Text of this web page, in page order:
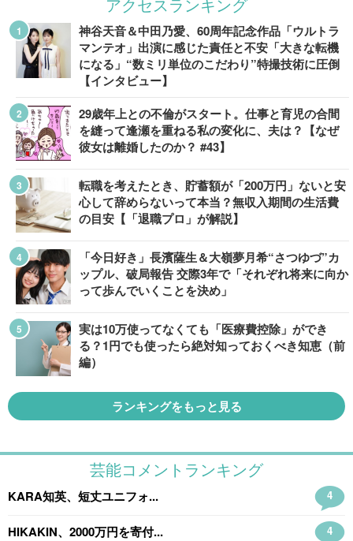
アクセスランキング
神谷天音＆中田乃愛、60周年記念作品「ウルトラ
マンテオ」出演に感じた責任と不安「大きな転機
になる」“数ミリ単位のこだわり”特撮技術に圧倒
【インタビュー】
29歳年上との不倫がスタート。仕事と育児の合間
を縫って逢瀬を重ねる私の変化に、夫は？【なぜ
彼女は離婚したのか？ #43】
転職を考えたとき、貯蓄額が「200万円」ないと安
心して辞めらないって本当？無収入期間の生活費
の目安【「退職プロ」が解説】
「今日好き」長濱薩生＆大嶺夢月希“さつゆづ”カ
ップル、破局報告 交際3年で「それぞれ将来に向か
って歩んでいくことを決め」
実は10万使ってなくても「医療費控除」ができ
る？1円でも使ったら絶対知っておくべき知恵（前
編）
ランキングをもっと見る